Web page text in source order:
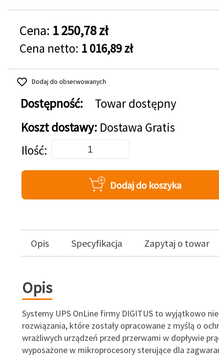
Cena: 1 250,78 zł
Cena netto: 1 016,89 zł
Dodaj do obserwowanych
Dostępność:
Towar dostępny
Koszt dostawy: Dostawa Gratis
Dodaj do koszyka
Ilość
Dodaj do koszyka
Opis Specyfikacja Zapytaj o towar
Opis
Systemy UPS OnLine firmy DIGITUS to wyjątkowo
rozwiązania, które zostały opracowane z myślą o
wrażliwych urządzeń przed przerwami w dopływie
wyposażone w mikroprocesory sterujące dla